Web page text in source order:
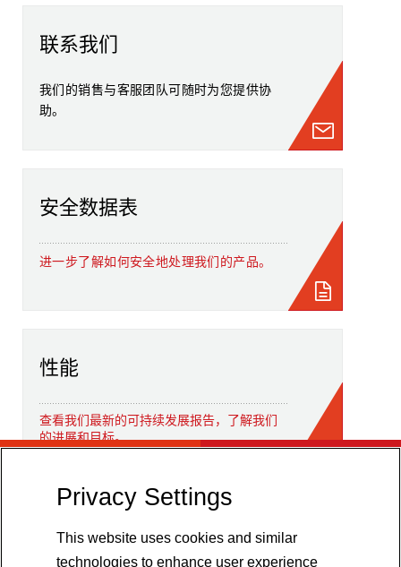
联系我们
我们的销售与客服团队可随时为您提供协
助。
安全数据表
进一步了解如何安全地处理我们的产品。
性能
查看我们最新的可持续发展报告，了解我们
的进展和目标。
Privacy Settings
This website uses cookies and similar
technologies to enhance user experience